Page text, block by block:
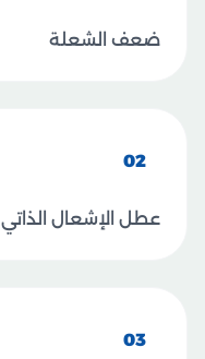
ضعف الشعلة
02
عطل الإشعال الذاتي
03